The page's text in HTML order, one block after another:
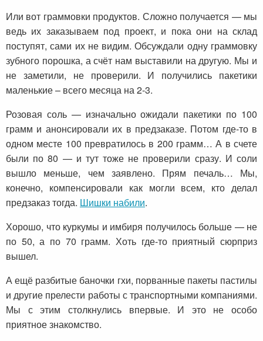
Или вот граммовки продуктов. Сложно получается — мы
ведь их заказываем под проект, и пока они на склад
поступят, сами их не видим. Обсуждали одну граммовку
зубного порошка, а счёт нам выставили на другую. Мы и
не заметили, не проверили. И получились пакетики
маленькие – всего месяца на 2-3.
Розовая соль — изначально ожидали пакетики по 100
грамм и анонсировали их в предзаказе. Потом где-то в
одном месте 100 превратилось в 200 грамм… А в счете
были по 80 — и тут тоже не проверили сразу. И соли
вышло меньше, чем заявлено. Прям печаль… Мы,
конечно, компенсировали как могли всем, кто делал
предзаказ тогда. Шишки набили.
Хорошо, что куркумы и имбиря получилось больше — не
по 50, а по 70 грамм. Хоть где-то приятный сюрприз
вышел.
А ещё разбитые баночки гхи, порванные пакеты пастилы
и другие прелести работы с транспортными компаниями.
Мы с этим столкнулись впервые. И это не особо
приятное знакомство.